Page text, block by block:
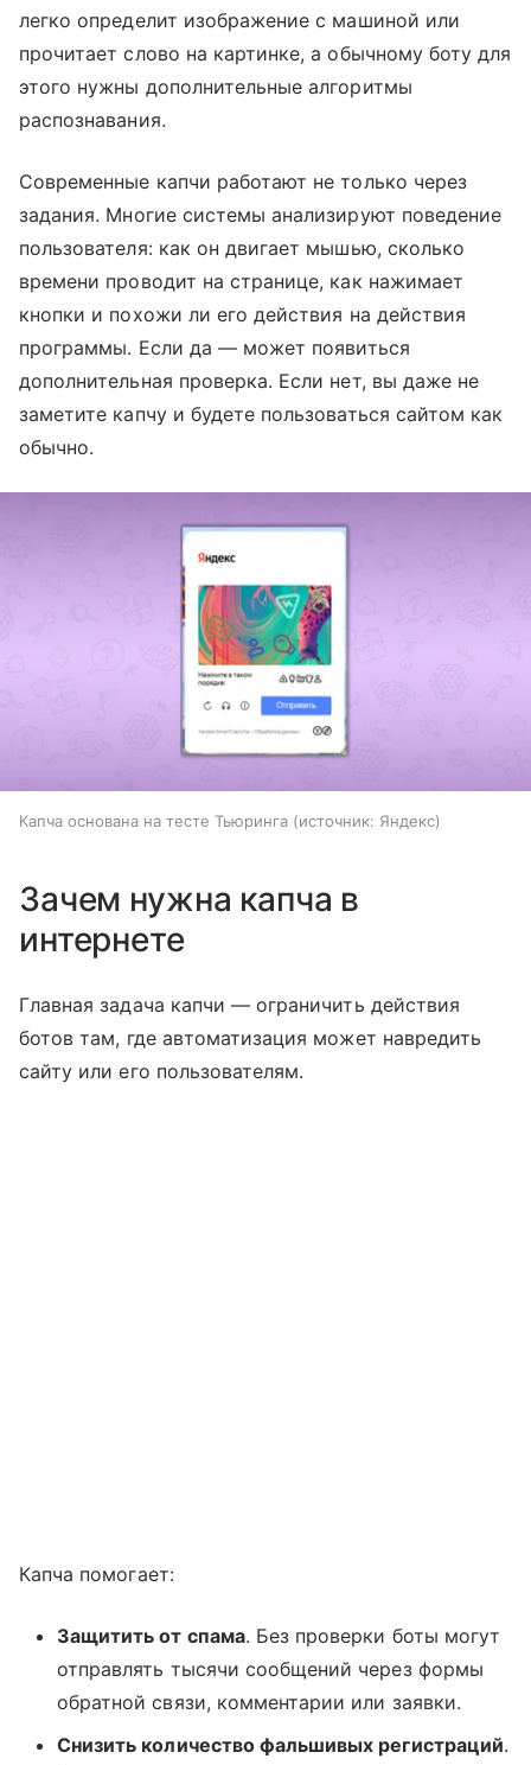
легко определит изображение с машиной или
прочитает слово на картинке, а обычному боту для
этого нужны дополнительные алгоритмы
распознавания.
Современные капчи работают не только через
задания. Многие системы анализируют поведение
пользователя: как он двигает мышью, сколько
времени проводит на странице, как нажимает
кнопки и похожи ли его действия на действия
программы. Если да — может появиться
дополнительная проверка. Если нет, вы даже не
заметите капчу и будете пользоваться сайтом как
обычно.
Капча основана на тесте Тьюринга источник: Яндекс
Зачем нужна капча в
интернете
Главная задача капчи — ограничить действия
ботов там, где автоматизация может навредить
сайту или его пользователям.
Капча помогает:
Защитить от спама. Без проверки боты могут
отправлять тысячи сообщений через формы
обратной связи, комментарии или заявки.
Снизить количество фальшивых регистраций.